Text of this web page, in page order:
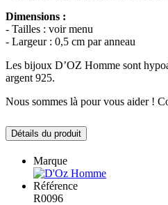
Dimensions :
- Tailles : voir menu
- Largeur : 0,5 cm par anneau
Les bijoux D’OZ Homme sont
argent 925.
Nous sommes là pour vous aider !
Détails du produit
Marque
Référence
R0096